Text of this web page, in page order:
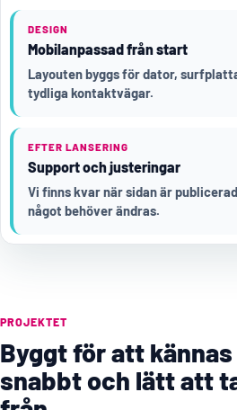
DESIGN
Mobilanpassad från start
Layouten byggs för dator,
tydliga kontaktvägar.
EFTER LANSERING
Support och justeringar
Vi finns kvar när sidan är
något behöver ändras.
PROJEKTET
Byggt för att
snabbt och lätt att